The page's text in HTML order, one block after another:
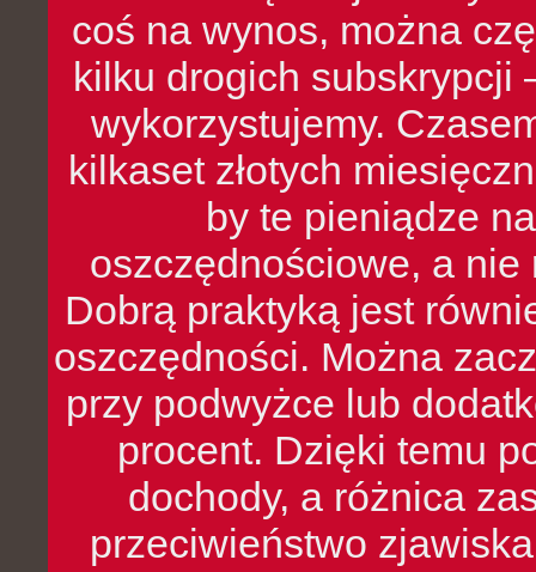
coś na wynos, można
kilku drogich subskrypcji
wykorzystujemy.
kilkaset złotych
by te pieniądze
oszczędnościowe, a nie
Dobrą praktyką jest
oszczędności. Można
przy podwyżce lub
procent. Dzięki temu
dochody, a różnica
przeciwieństwo